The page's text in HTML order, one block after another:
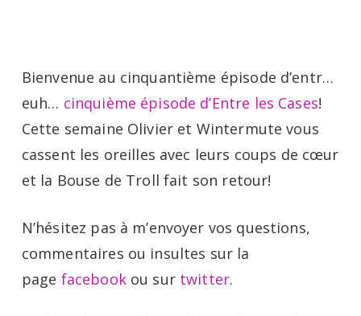
content
Bienvenue au cinquantième épisode d’entr…
euh… cinquième épisode d’Entre les Cases!
Cette semaine Olivier et Wintermute vous
cassent les oreilles avec leurs coups de cœur
et la Bouse de Troll fait son retour!
N’hésitez pas à m’envoyer vos questions,
commentaires ou insultes sur la
page facebookou sur twitter.